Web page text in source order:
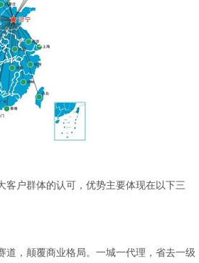
客户群体的认可，优势主要体现在以下三
，颠覆商业格局。一城一代理，省去一级